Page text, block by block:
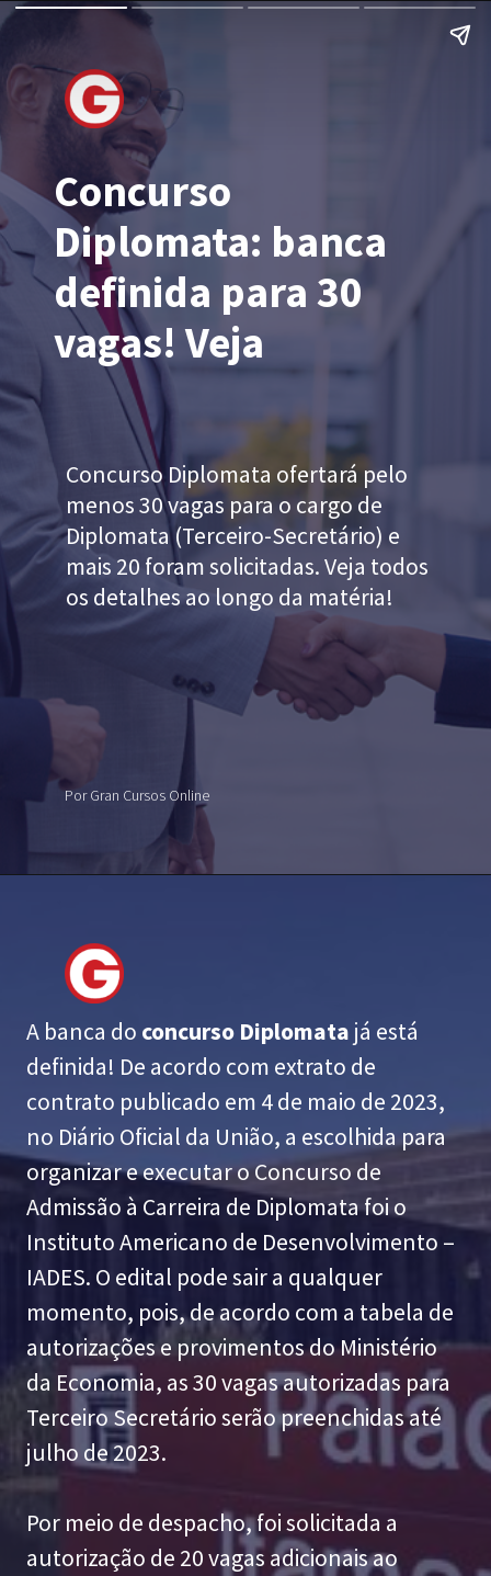
Concurso
Diplomata: banca
definida para 30
vagas! Veja
Concurso Diplomata ofertará pelo
menos 30 vagas para o cargo de
Diplomata (Terceiro-Secretário) e
mais 20 foram solicitadas. Veja todos
os detalhes ao longo da matéria!
Por Gran Cursos Online
A banca do concurso Diplomata já está
definida! De acordo com extrato de
contrato publicado em 4 de maio de 2023,
no Diário Oficial da União, a escolhida para
organizar e executar o Concurso de
Admissão à Carreira de Diplomata foi o
Instituto Americano de Desenvolvimento –
IADES. O edital pode sair a qualquer
momento, pois, de acordo com a tabela de
autorizações e provimentos do Ministério
da Economia, as 30 vagas autorizadas para
Terceiro Secretário serão preenchidas até
julho de 2023.
Por meio de despacho, foi solicitada a
autorização de 20 vagas adicionais ao